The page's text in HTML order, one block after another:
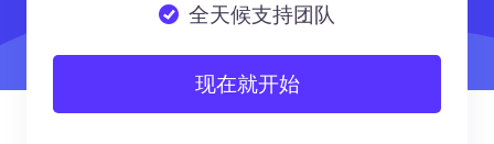
全天候支持团队
现在就开始